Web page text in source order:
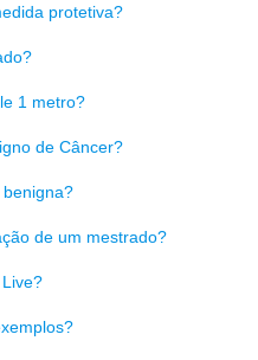
protetiva?
1 metro?
de Câncer?
de um mestrado?